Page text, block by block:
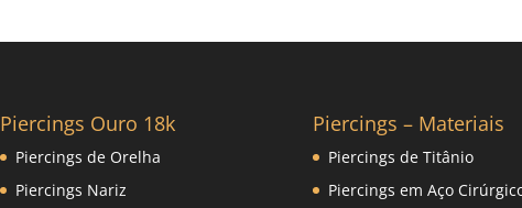
Piercings Ouro 18k
Piercings de Orelha
Piercings Nariz
Piercings – Materiais
Piercings de Titânio
Piercings em Aço